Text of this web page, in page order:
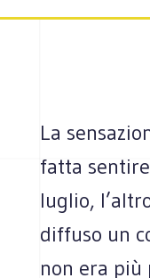
La
fatta
luglio,
diffuso un
non era più